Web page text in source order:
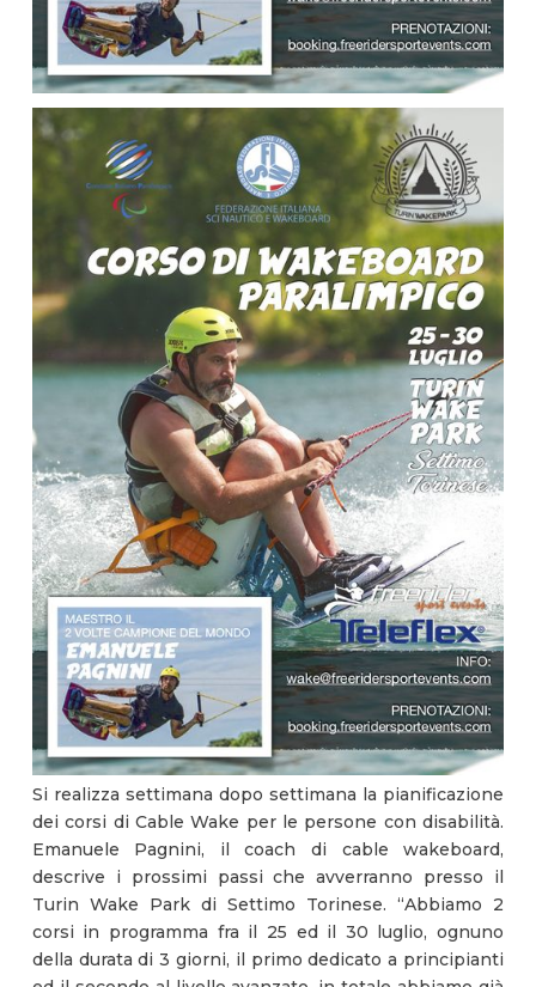
Si realizza settimana dopo settimana la pianificazione
dei corsi di Cable Wake per le persone con disabilità.
Emanuele Pagnini, il coach di cable wakeboard,
descrive i prossimi passi che avverranno presso il
Turin Wake Park di Settimo Torinese. “Abbiamo 2
corsi in programma fra il 25 ed il 30 luglio, ognuno
della durata di 3 giorni, il primo dedicato a principianti